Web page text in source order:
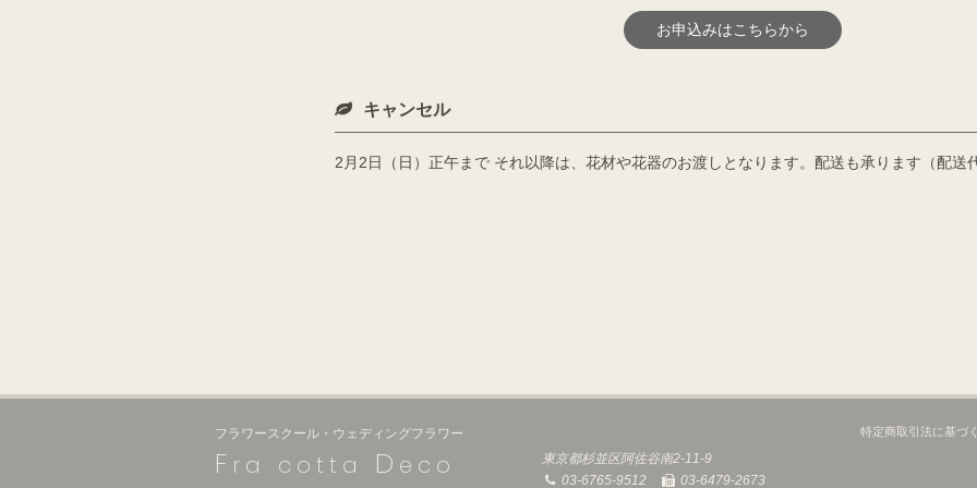
お申込みはこちらから
キャンセル
2月2日（日）正午まで それ以降は、花材や花器のお渡しとなります。配送も承ります（配送
フラワースクール・ウェディングフラワー
F ra cotta D eco
東京都杉並区阿佐谷南2-11-9
03-6765-9512
03-6479-2673
特定商取引法に基づ